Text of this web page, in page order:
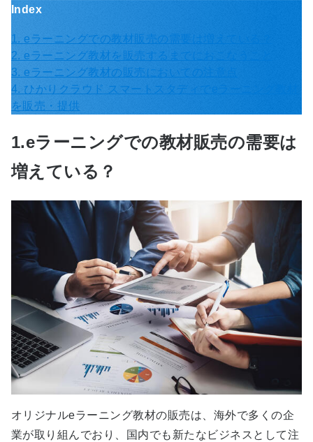
Index
1. eラーニングでの教材販売の需要は増えている？
2. eラーニング教材を販売するまでにおこなうこと
3. eラーニング教材の販売においての注意点
4. ひかりクラウド スマートスタディでeラーニング教材
を販売・提供
1.eラーニングでの教材販売の需要は
増えている？
オリジナルeラーニング教材の販売は、海外で多くの企
業が取り組んでおり、国内でも新たなビジネスとして注